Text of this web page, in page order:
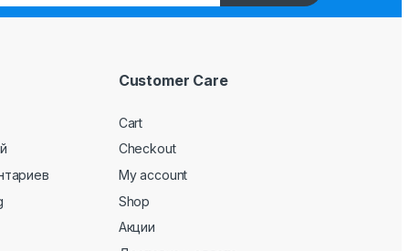
Customer Care
Cart
Checkout
My account
Shop
Акции